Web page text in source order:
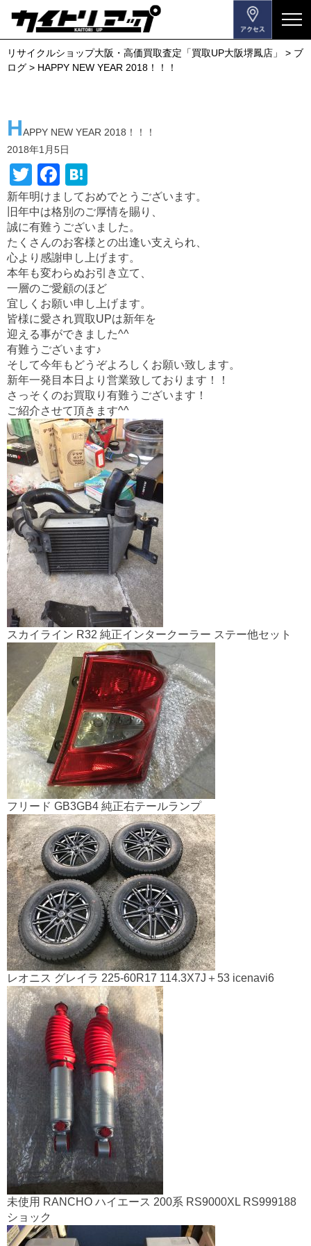
メ
ニ
ュ
リサイクルショップ大阪・高価買取査定「買取UP大阪堺鳳店」 > ブ
ログ > HAPPY NEW YEAR 2018！！！
HAPPY NEW YEAR 2018！！！
2018年1月5日
T
wi
tt
er
F
a
c
e
b
o
o
k
at
e
n
a
新年明けましておめでとうございます。
旧年中は格別のご厚情を賜り、
誠に有難うございました。
たくさんのお客様との出逢い支えられ、
心より感謝申し上げます。
本年も変わらぬお引き立て、
一層のご愛顧のほど
宜しくお願い申し上げます。
皆様に愛され買取UPは新年を
迎える事ができました^^
有難うございます♪
そして今年もどうぞよろしくお願い致します。
新年一発目本日より営業致しております！！
さっそくのお買取り有難うございます！
ご紹介させて頂きます^^
スカイライン R32 純正インタークーラー ステー他セット
フリード GB3GB4 純正右テールランプ
レオニス グレイラ 225-60R17 114.3X7J＋53 icenavi6
未使用 RANCHO ハイエース 200系 RS9000XL RS999188
ショック